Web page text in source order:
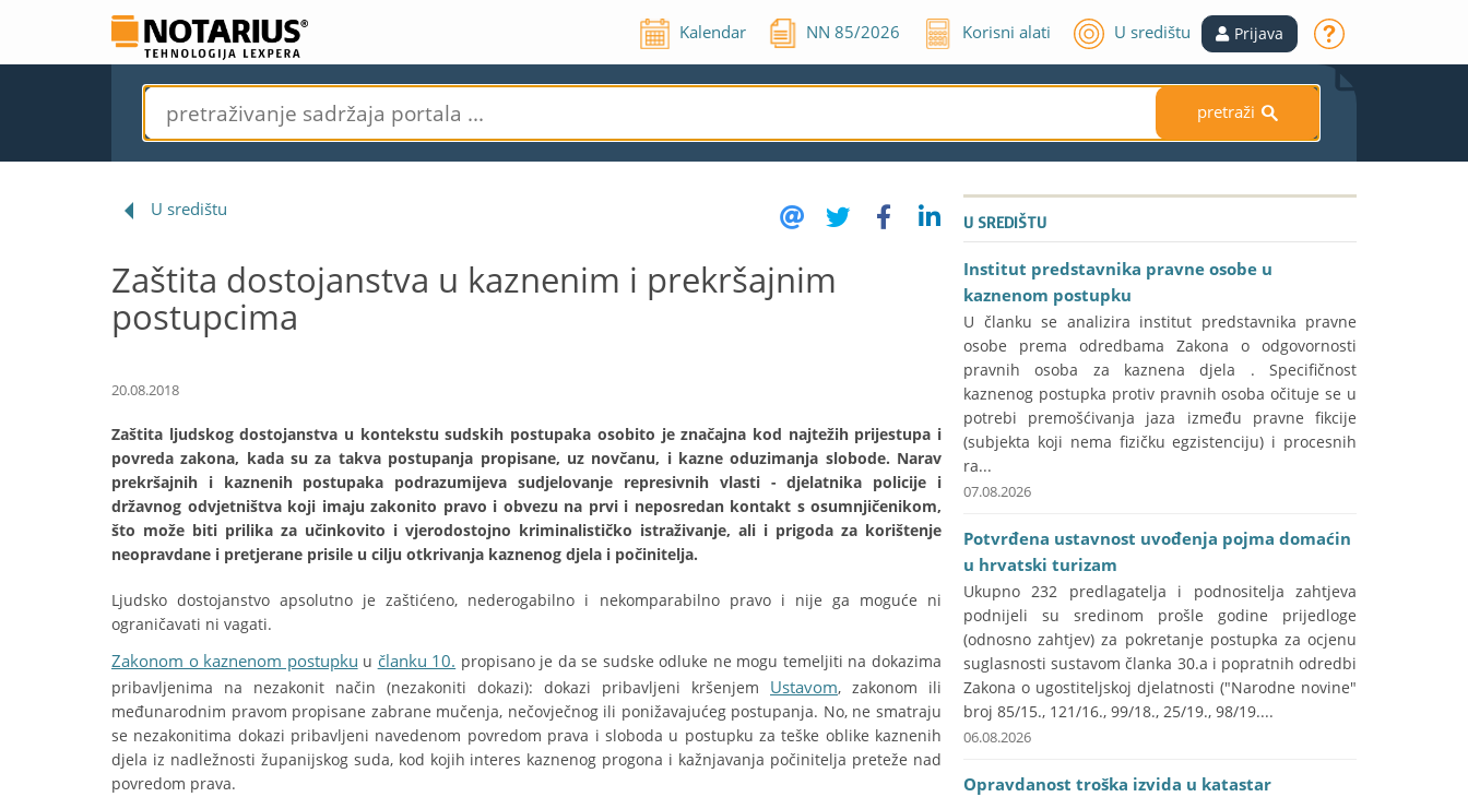
Kalendar NN85/2026 Korisni alati U središtu Prijava
pretraži S
U središtu
Zaštita dostojanstva u kaznenim i prekršajnim
postupcima
20.08.2018
Zaštita ljudskog dostojanstva u kontekstu sudskih postupaka osobito je značajna kod najtežih prijestupa i
povreda zakona, kada su za takva postupanja propisane, uz novčanu, i kazne oduzimanja slobode. Narav
prekršajnih i kaznenih postupaka podrazumijeva sudjelovanje represivnih vlasti - djelatnika policije i
državnog odvjetništva koji imaju zakonito pravo i obvezu na prvi i neposredan kontakt s osumnjičenikom,
što može biti prilika za učinkovito i vjerodostojno kriminalističko istraživanje, ali i prigoda za korištenje
neopravdane i pretjerane prisile u cilju otkrivanja kaznenog djela i počinitelja.
Ljudsko dostojanstvo apsolutno je zaštićeno, nederogabilno i nekomparabilno pravo i nije ga moguće ni
ograničavati ni vagati.
Zakonom o kaznenom postupku u članku 10. propisano je da se sudske odluke ne mogu temeljiti na dokazima
pribavljenima na nezakonit način (nezakoniti dokazi): dokazi pribavljeni kršenjem Ustavom, zakonom ili
međunarodnim pravom propisane zabrane mučenja, nečovječnog ili ponižavajućeg postupanja. No, ne smatraju
se nezakonitima dokazi pribavljeni navedenom povredom prava i sloboda u postupku za teške oblike kaznenih
djela iz nadležnosti županijskog suda, kod kojih interes kaznenog progona i kažnjavanja počinitelja preteže nad
povredom prava.
U SREDIŠTU
Institut predstavnika pravne osobe u
kaznenom postupku
U članku se analizira institut predstavnika pravne
osobe prema odredbama Zakona o odgovornosti
pravnih osoba za kaznena djela . Specifičnost
kaznenog postupka protiv pravnih osoba očituje se u
potrebi premošćivanja jaza između pravne fikcije
(subjekta koji nema fizičku egzistenciju) i procesnih
ra...
07.08.2026
Potvrđena ustavnost uvođenja pojma domaćin
u hrvatski turizam
Ukupno 232 predlagatelja i podnositelja zahtjeva
podnijeli su sredinom prošle godine prijedloge
(odnosno zahtjev) za pokretanje postupka za ocjenu
suglasnosti sustavom članka 30.a i popratnih odredbi
Zakona o ugostiteljskoj djelatnosti ("Narodne novine"
broj 85/15., 121/16., 99/18., 25/19., 98/19....
06.08.2026
Opravdanost troška izvida u katastar